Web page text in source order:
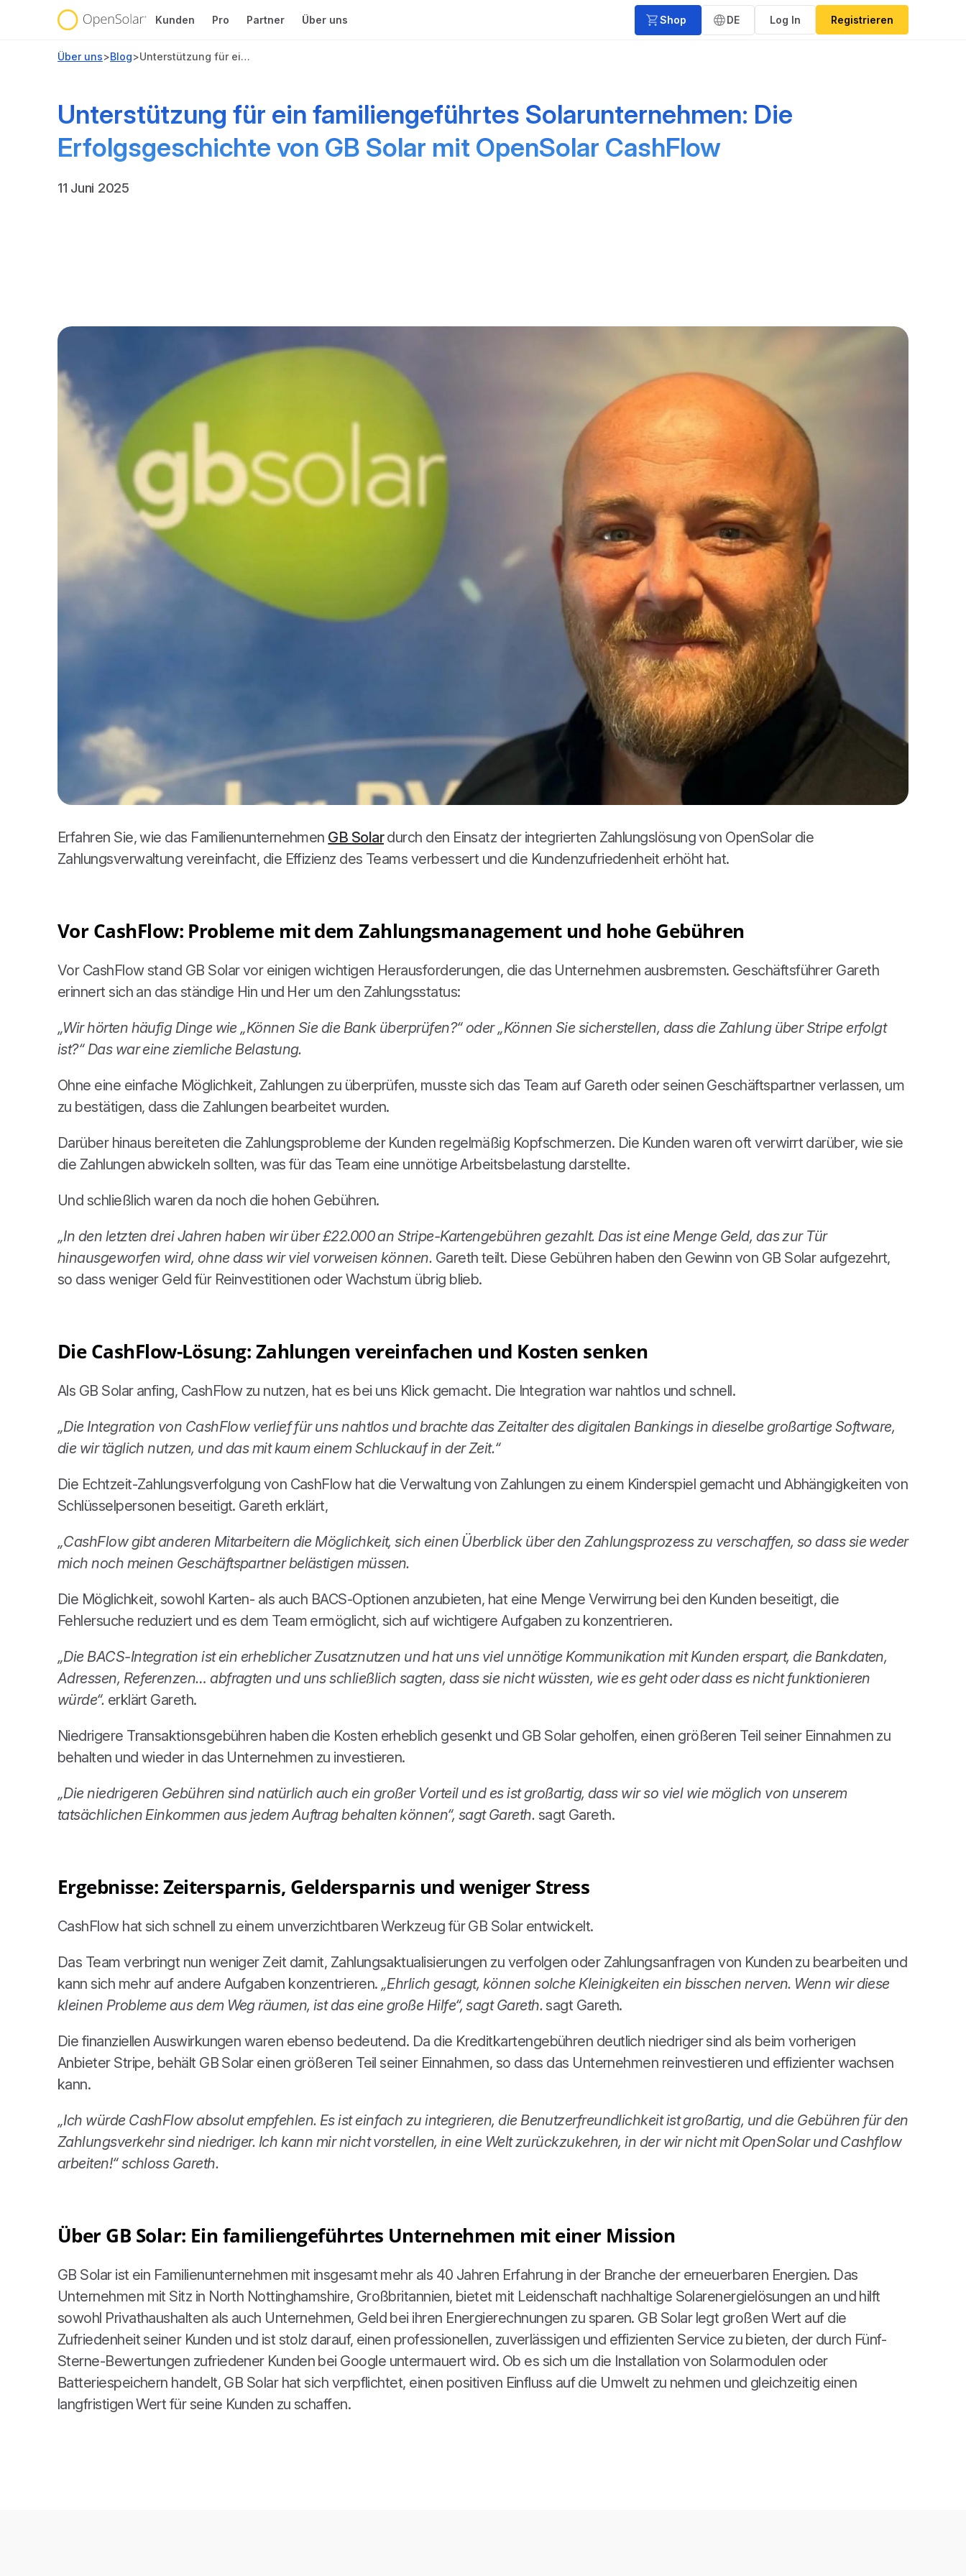
Kunden Pro Partner Über uns Shop DE Log In Registrieren
Über uns>Blog> Unterstützung für ein familiengeführtes Solarunternehmen: Die Erfolgsgeschichte von GB Solar mit OpenSolar CashFlow
Unterstützung für ein familiengeführtes Solarunternehmen: Die
Erfolgsgeschichte von GB Solar mit OpenSolar CashFlow
11 Juni 2025
Erfahren Sie, wie das Familienunternehmen GB Solardurch den Einsatz der integrierten Zahlungslösung von OpenSolar die
Zahlungsverwaltung vereinfacht, die Effizienz des Teams verbessert und die Kundenzufriedenheit erhöht hat.
Vor CashFlow: Probleme mit dem Zahlungsmanagement und hohe Gebühren
Vor CashFlow stand GB Solar vor einigen wichtigen Herausforderungen, die das Unternehmen ausbremsten. Geschäftsführer Gareth
erinnert sich an das ständige Hin und Her um den Zahlungsstatus:
„Wir hörten häufig Dinge wie „Können Sie die Bank überprüfen?“ oder „Können Sie sicherstellen, dass die Zahlung über Stripe erfolgt
ist?“ Das war eine ziemliche Belastung.
Ohne eine einfache Möglichkeit, Zahlungen zu überprüfen, musste sich das Team auf Gareth oder seinen Geschäftspartner verlassen, um
zu bestätigen, dass die Zahlungen bearbeitet wurden.
Darüber hinaus bereiteten die Zahlungsprobleme der Kunden regelmäßig Kopfschmerzen. Die Kunden waren oft verwirrt darüber, wie sie
die Zahlungen abwickeln sollten, was für das Team eine unnötige Arbeitsbelastung darstellte.
Und schließlich waren da noch die hohen Gebühren.
„In den letzten drei Jahren haben wir über £22.000 an Stripe-Kartengebühren gezahlt. Das ist eine Menge Geld, das zur Tür
hinausgeworfen wird, ohne dass wir viel vorweisen können. Gareth teilt. Diese Gebühren haben den Gewinn von GB Solar aufgezehrt,
so dass weniger Geld für Reinvestitionen oder Wachstum übrig blieb.
Die CashFlow-Lösung: Zahlungen vereinfachen und Kosten senken
Als GB Solar anfing, CashFlow zu nutzen, hat es bei uns Klick gemacht. Die Integration war nahtlos und schnell.
„Die Integration von CashFlow verlief für uns nahtlos und brachte das Zeitalter des digitalen Bankings in dieselbe großartige Software,
die wir täglich nutzen, und das mit kaum einem Schluckauf in der Zeit.“
Die Echtzeit-Zahlungsverfolgung von CashFlow hat die Verwaltung von Zahlungen zu einem Kinderspiel gemacht und Abhängigkeiten von
Schlüsselpersonen beseitigt. Gareth erklärt,
„CashFlow gibt anderen Mitarbeitern die Möglichkeit, sich einen Überblick über den Zahlungsprozess zu verschaffen, so dass sie weder
mich noch meinen Geschäftspartner belästigen müssen.
Die Möglichkeit, sowohl Karten- als auch BACS-Optionen anzubieten, hat eine Menge Verwirrung bei den Kunden beseitigt, die
Fehlersuche reduziert und es dem Team ermöglicht, sich auf wichtigere Aufgaben zu konzentrieren.
„Die BACS-Integration ist ein erheblicher Zusatznutzen und hat uns viel unnötige Kommunikation mit Kunden erspart, die Bankdaten,
Adressen, Referenzen… abfragten und uns schließlich sagten, dass sie nicht wüssten, wie es geht oder dass es nicht funktionieren
würde“. erklärt Gareth.
Niedrigere Transaktionsgebühren haben die Kosten erheblich gesenkt und GB Solar geholfen, einen größeren Teil seiner Einnahmen zu
behalten und wieder in das Unternehmen zu investieren.
„Die niedrigeren Gebühren sind natürlich auch ein großer Vorteil und es ist großartig, dass wir so viel wie möglich von unserem
tatsächlichen Einkommen aus jedem Auftrag behalten können“, sagt Gareth. sagt Gareth.
Ergebnisse: Zeitersparnis, Geldersparnis und weniger Stress
CashFlow hat sich schnell zu einem unverzichtbaren Werkzeug für GB Solar entwickelt.
Das Team verbringt nun weniger Zeit damit, Zahlungsaktualisierungen zu verfolgen oder Zahlungsanfragen von Kunden zu bearbeiten und
kann sich mehr auf andere Aufgaben konzentrieren. „Ehrlich gesagt, können solche Kleinigkeiten ein bisschen nerven. Wenn wir diese
kleinen Probleme aus dem Weg räumen, ist das eine große Hilfe“, sagt Gareth.sagt Gareth.
Die finanziellen Auswirkungen waren ebenso bedeutend. Da die Kreditkartengebühren deutlich niedriger sind als beim vorherigen
Anbieter Stripe, behält GB Solar einen größeren Teil seiner Einnahmen, so dass das Unternehmen reinvestieren und effizienter wachsen
kann.
„Ich würde CashFlow absolut empfehlen. Es ist einfach zu integrieren, die Benutzerfreundlichkeit ist großartig, und die Gebühren für den
Zahlungsverkehr sind niedriger. Ich kann mir nicht vorstellen, in eine Welt zurückzukehren, in der wir nicht mit OpenSolar und Cashflow
arbeiten!“ schloss Gareth.
Über GB Solar: Ein familiengeführtes Unternehmen mit einer Mission
GB Solar ist ein Familienunternehmen mit insgesamt mehr als 40 Jahren Erfahrung in der Branche der erneuerbaren Energien. Das
Unternehmen mit Sitz in North Nottinghamshire, Großbritannien, bietet mit Leidenschaft nachhaltige Solarenergielösungen an und hilft
sowohl Privathaushalten als auch Unternehmen, Geld bei ihren Energierechnungen zu sparen. GB Solar legt großen Wert auf die
Zufriedenheit seiner Kunden und ist stolz darauf, einen professionellen, zuverlässigen und effizienten Service zu bieten, der durch Fünf-
Sterne-Bewertungen zufriedener Kunden bei Google untermauert wird. Ob es sich um die Installation von Solarmodulen oder
Batteriespeichern handelt, GB Solar hat sich verpflichtet, einen positiven Einfluss auf die Umwelt zu nehmen und gleichzeitig einen
langfristigen Wert für seine Kunden zu schaffen.